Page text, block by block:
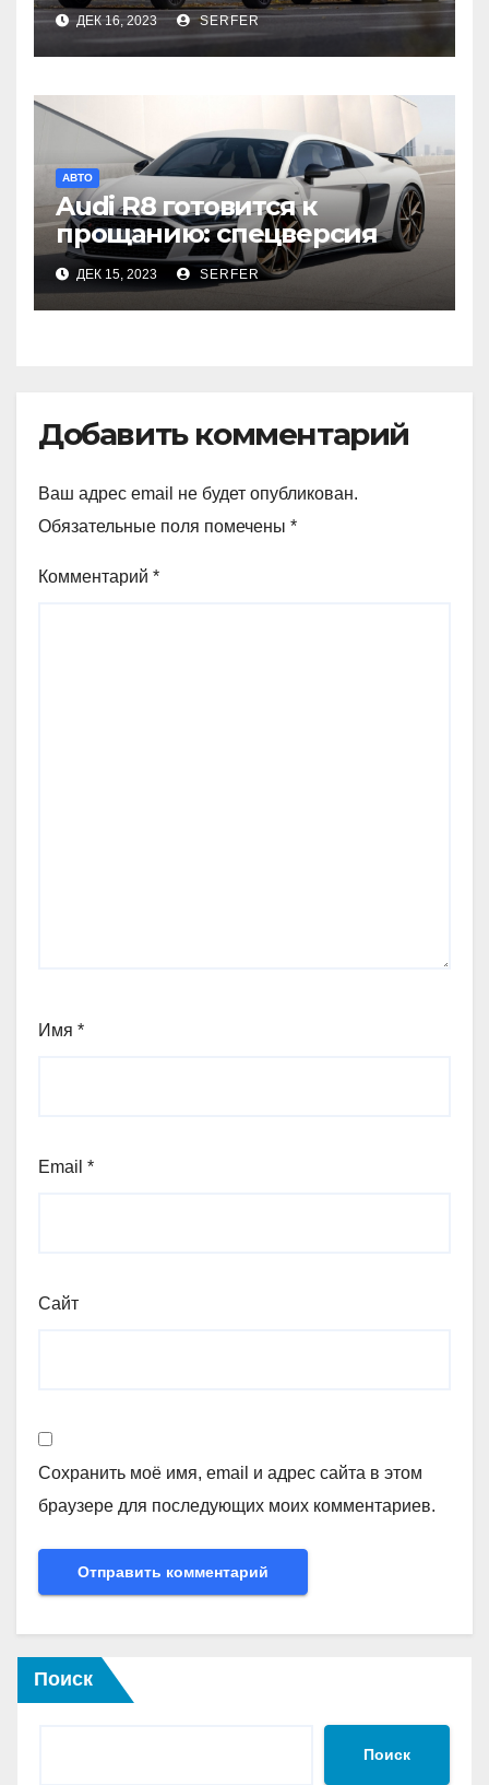
рынка
ДЕК 16, 2023 SERFER
АВТО
Audi R8 готовится к
прощанию: спецверсия
для Японии
ДЕК 15, 2023 SERFER
Добавить комментарий
Ваш адрес email не будет опубликован.
Обязательные поля помечены *
Комментарий *
Имя *
Email *
Сайт
Сохранить моё имя, email и адрес сайта в этом
браузере для последующих моих комментариев.
Поиск
Поиск